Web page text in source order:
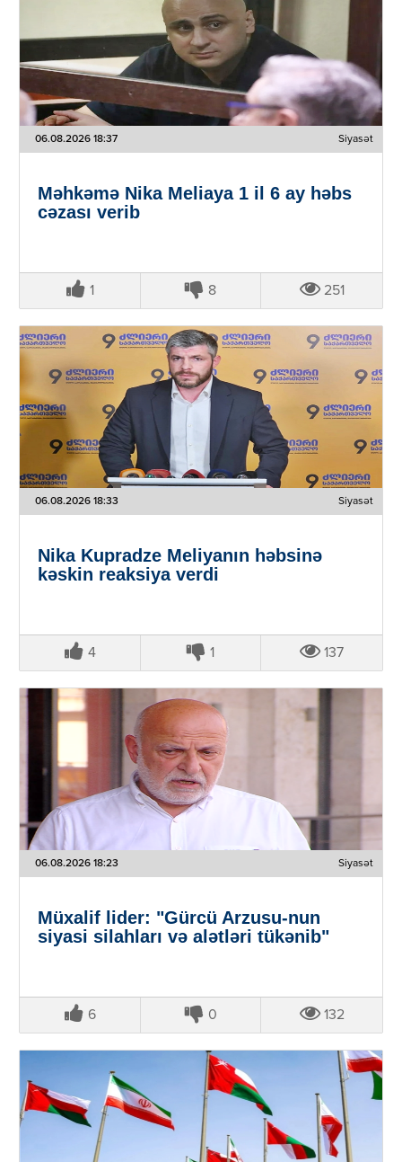
06.08.2026 18:37 Siyasət
Məhkəmə Nika Meliaya 1 il 6 ay həbs
cəzası verib
1 8 251
06.08.2026 18:33 Siyasət
Nika Kupradze Meliyanın həbsinə
kəskin reaksiya verdi
4 1 137
06.08.2026 18:23 Siyasət
Müxalif lider: "Gürcü Arzusu-nun
siyasi silahları və alətləri tükənib"
6 0 132